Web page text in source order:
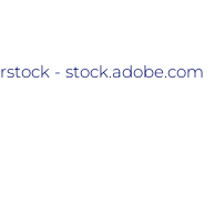
- stock.adobe.com